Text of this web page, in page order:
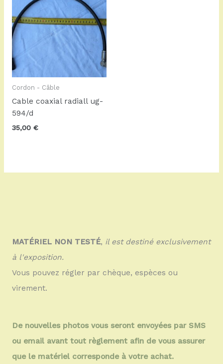
Cordon - Câble
Cable coaxial radiall ug-
594/d
35,00 €
MATÉRIEL NON TESTÉ, il est destiné exclusivement
à l'exposition.
Vous pouvez régler par chèque, espèces ou
virement.
De nouvelles photos vous seront envoyées par SMS
ou email avant tout règlement afin de vous assurer
que le matériel corresponde à votre achat.